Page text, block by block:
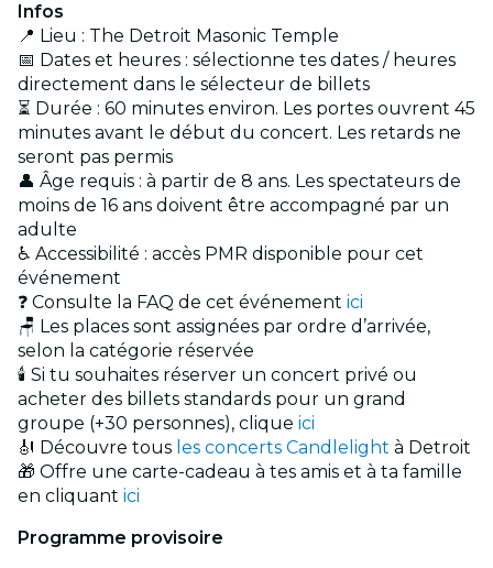
Infos
📍 Lieu : The Detroit Masonic Temple
📅 Dates et heures : sélectionne tes dates / heures
directement dans le sélecteur de billets
⏳ Durée : 60 minutes environ. Les portes ouvrent 45
minutes avant le début du concert. Les retards ne
seront pas permis
👤 Âge requis : à partir de 8 ans. Les spectateurs de
moins de 16 ans doivent être accompagné par un
adulte
♿ Accessibilité : accès PMR disponible pour cet
événement
❓ Consulte la FAQ de cet événement ici
🪑 Les places sont assignées par ordre d’arrivée,
selon la catégorie réservée
🕯️ Si tu souhaites réserver un concert privé ou
acheter des billets standards pour un grand
groupe (+30 personnes), clique ici
🎻 Découvre tous les concerts Candlelight à Detroit
🎁 Offre une carte-cadeau à tes amis et à ta famille
en cliquant ici
Programme provisoire